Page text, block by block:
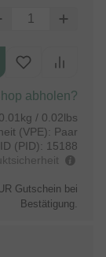
abholen?
0.01kg / 0.02lbs
(VPE): Paar
(PID): 15188
Gutschein bei
Bestätigung.